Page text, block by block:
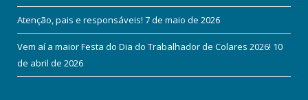
Atenção, pais e responsáveis! 7 de maio de 2026
Vem aí a maior Festa do Dia do Trabalhador de Colares 2026! 10
de abril de 2026